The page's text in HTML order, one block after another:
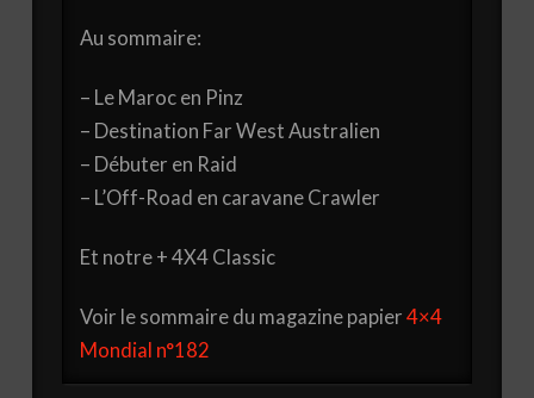
Au sommaire:
– Le Maroc en Pinz
– Destination Far West Australien
– Débuter en Raid
– L’Off-Road en caravane Crawler
Et notre + 4X4 Classic
Voir le sommaire du magazine papier 4×4
Mondial n°182